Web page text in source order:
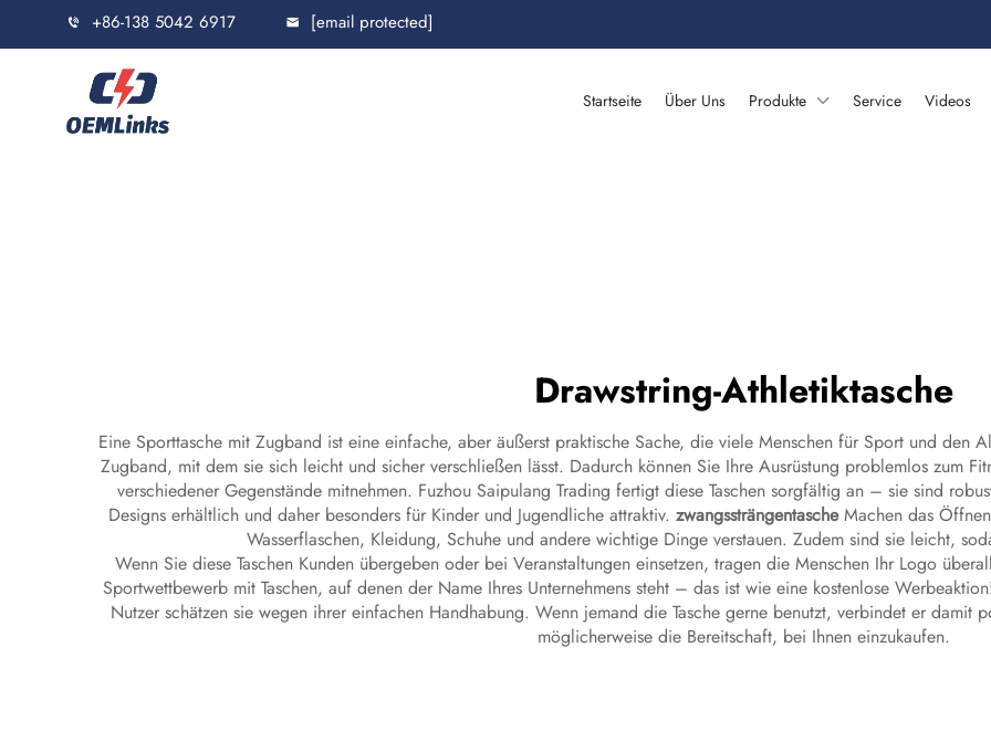
+86-138 5042 6917 [email protected]
Startseite Über Uns Produkte Service Videos
Drawstring-Athletiktasche
Eine Sporttasche mit Zugband ist eine einfache, aber äußerst praktische Sache, die viele Menschen für Sport und den
Zugband, mit dem sie sich leicht und sicher verschließen lässt. Dadurch können Sie Ihre Ausrüstung problemlos zum
verschiedener Gegenstände mitnehmen. Fuzhou Saipulang Trading fertigt diese Taschen sorgfältig an – sie sind
Designs erhältlich und daher besonders für Kinder und Jugendliche attraktiv. zwangssträngentascheMachen das
Wasserflaschen, Kleidung, Schuhe und andere wichtige Dinge verstauen. Zudem sind sie leicht,
Wenn Sie diese Taschen Kunden übergeben oder bei Veranstaltungen einsetzen, tragen die Menschen Ihr Logo
Sportwettbewerb mit Taschen, auf denen der Name Ihres Unternehmens steht – das ist wie eine kostenlose
Nutzer schätzen sie wegen ihrer einfachen Handhabung. Wenn jemand die Tasche gerne benutzt, verbindet er damit
möglicherweise die Bereitschaft, bei Ihnen einzukaufen.